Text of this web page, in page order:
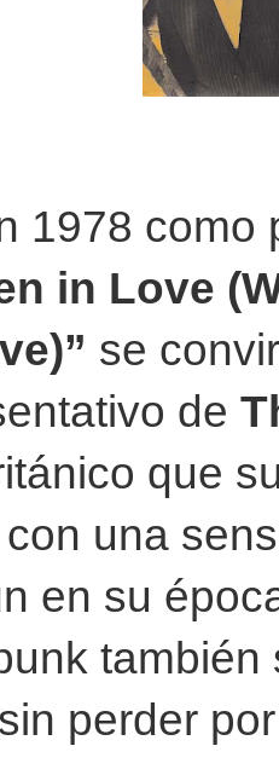
1978
in Love
se
de
que
una
en su
perder